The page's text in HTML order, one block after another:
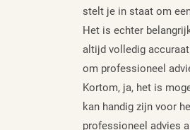
stelt je in staat om
Het is echter
altijd volledig
om professioneel
Kortom, ja, het is
kan handig zijn voor
professioneel advies